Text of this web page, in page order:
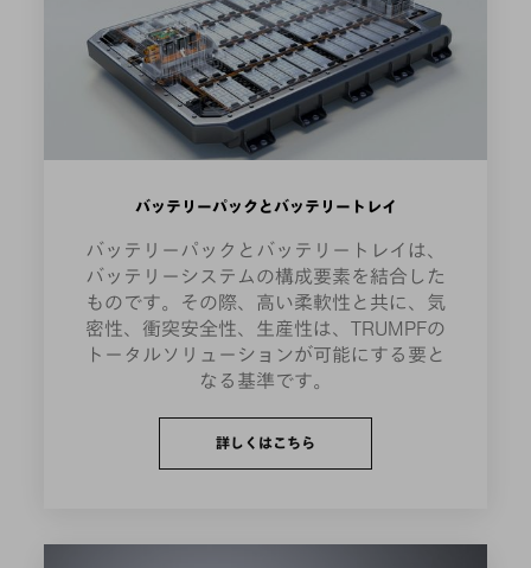
バッテリーパックとバッテリートレイ
バッテリーパックとバッテリートレイは、
バッテリーシステムの構成要素を結合した
ものです。その際、高い柔軟性と共に、気
密性、衝突安全性、生産性は、TRUMPFの
トータルソリューションが可能にする要と
なる基準です。
詳しくはこちら